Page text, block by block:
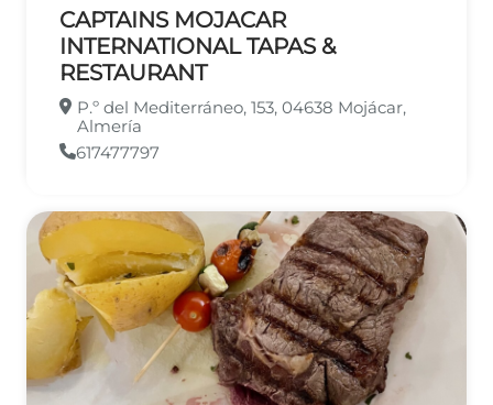
CAPTAINS MOJACAR
INTERNATIONAL TAPAS &
RESTAURANT
P.º del Mediterráneo, 153, 04638 Mojácar,
Almería
617477797